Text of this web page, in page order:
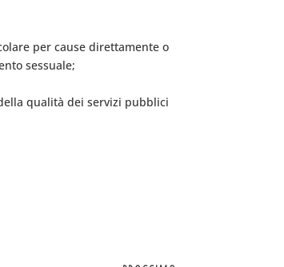
per cause direttamente o
sessuale;
qualità dei servizi pubblici